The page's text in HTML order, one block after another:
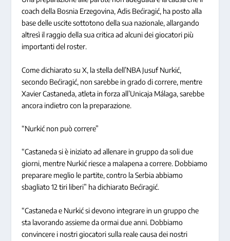
coach della Bosnia Erzegovina, Adis Bećiragić, ha posto alla
base delle uscite sottotono della sua nazionale, allargando
altresì il raggio della sua critica ad alcuni dei giocatori più
importanti del roster.
Come dichiarato su X, la stella dell’NBA Jusuf Nurkić,
secondo Bećiragić, non sarebbe in grado di correre, mentre
Xavier Castaneda, atleta in forza all’Unicaja Málaga, sarebbe
ancora indietro con la preparazione.
“Nurkić non può correre”
“Castaneda si è iniziato ad allenare in gruppo da soli due
giorni, mentre Nurkić riesce a malapena a correre. Dobbiamo
preparare meglio le partite, contro la Serbia abbiamo
sbagliato 12 tiri liberi” ha dichiarato Bećiragić.
“Castaneda e Nurkić si devono integrare in un gruppo che
sta lavorando assieme da ormai due anni. Dobbiamo
convincere i nostri giocatori sulla reale causa dei nostri